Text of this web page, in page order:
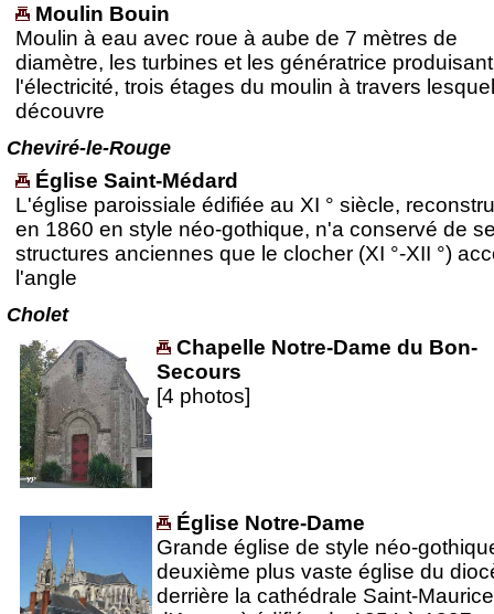
Moulin Bouin
Moulin à eau avec roue à aube de 7 mètres de
diamètre, les turbines et les génératrice
l'électricité, trois étages du moulin à travers
découvre
Cheviré-le-Rouge
Église Saint-Médard
L'église paroissiale édifiée au XI ° siècle,
en 1860 en style néo-gothique, n'a conservé de
structures anciennes que le clocher (XI °-XII °)
l'angle
Cholet
Chapelle Notre-Dame du Bon-
Secours
[4 photos]
Église Notre-Dame
Grande église de style néo-
deuxième plus vaste église du
derrière la cathédrale Saint-Maurice